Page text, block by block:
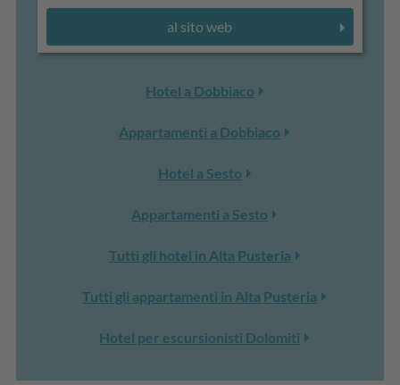
al sito web
Hotel a Dobbiaco
Appartamenti a Dobbiaco
Hotel a Sesto
Appartamenti a Sesto
Tutti gli hotel in Alta Pusteria
Tutti gli appartamenti in Alta Pusteria
Hotel per escursionisti Dolomiti